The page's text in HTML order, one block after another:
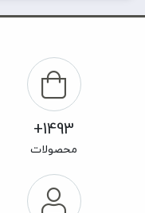
1493+
محصولات